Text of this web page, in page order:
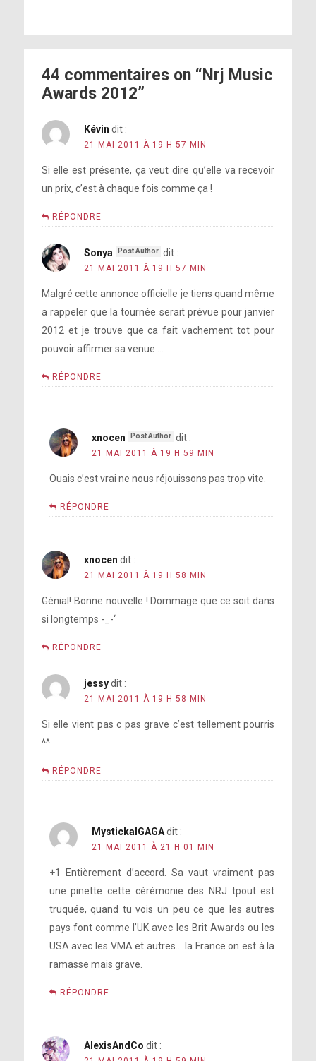
44 commentaires on “Nrj Music
Awards 2012”
Kévin dit :
21 MAI 2011 À 19 H 57 MIN
Si elle est présente, ça veut dire qu’elle va recevoir
un prix, c’est à chaque fois comme ça !
RÉPONDRE
Sonya dit :
21 MAI 2011 À 19 H 57 MIN
Malgré cette annonce officielle je tiens quand même
a rappeler que la tournée serait prévue pour janvier
2012 et je trouve que ca fait vachement tot pour
pouvoir affirmer sa venue …
RÉPONDRE
xnocen dit :
21 MAI 2011 À 19 H 59 MIN
Ouais c’est vrai ne nous réjouissons pas trop vite.
RÉPONDRE
xnocen dit :
21 MAI 2011 À 19 H 58 MIN
Génial! Bonne nouvelle ! Dommage que ce soit dans
si longtemps -_-‘
RÉPONDRE
jessy dit :
21 MAI 2011 À 19 H 58 MIN
Si elle vient pas c pas grave c’est tellement pourris
^^
RÉPONDRE
MystickalGAGA dit :
21 MAI 2011 À 21 H 01 MIN
+1 Entièrement d’accord. Sa vaut vraiment pas
une pinette cette cérémonie des NRJ tpout est
truquée, quand tu vois un peu ce que les autres
pays font comme l’UK avec les Brit Awards ou les
USA avec les VMA et autres… la France on est à la
ramasse mais grave.
RÉPONDRE
AlexisAndCo dit :